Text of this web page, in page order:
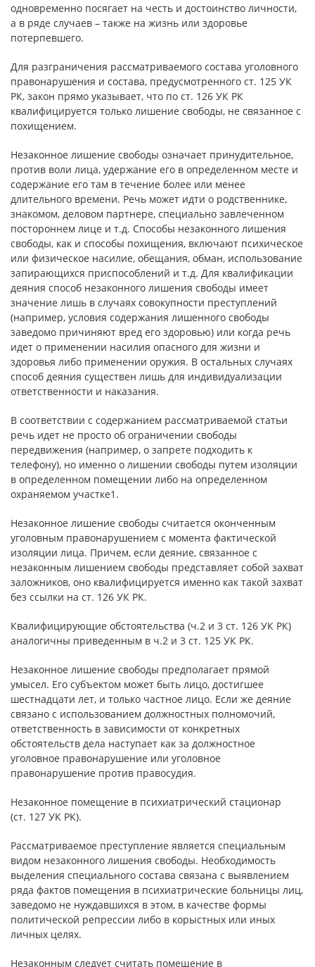
одновременно посягает на честь и достоинство личности,
а в ряде случаев – также на жизнь или здоровье
потерпевшего.
Для разграничения рассматриваемого состава уголовного
правонарушения и состава, предусмотренного ст. 125 УК
РК, закон прямо указывает, что по ст. 126 УК РК
квалифицируется только лишение свободы, не связанное с
похищением.
Незаконное лишение свободы означает принудительное,
против воли лица, удержание его в определенном месте и
содержание его там в течение более или менее
длительного времени. Речь может идти о родственнике,
знакомом, деловом партнере, специально завлеченном
постороннем лице и т.д. Способы незаконного лишения
свободы, как и способы похищения, включают психическое
или физическое насилие, обещания, обман, использование
запирающихся приспособлений и т.д. Для квалификации
деяния способ незаконного лишения свободы имеет
значение лишь в случаях совокупности преступлений
(например, условия содержания лишенного свободы
заведомо причиняют вред его здоровью) или когда речь
идет о применении насилия опасного для жизни и
здоровья либо применении оружия. В остальных случаях
способ деяния существен лишь для индивидуализации
ответственности и наказания.
В соответствии с содержанием рассматриваемой статьи
речь идет не просто об ограничении свободы
передвижения (например, о запрете подходить к
телефону), но именно о лишении свободы путем изоляции
в определенном помещении либо на определенном
охраняемом участке1.
Незаконное лишение свободы считается оконченным
уголовным правонарушением с момента фактической
изоляции лица. Причем, если деяние, связанное с
незаконным лишением свободы представляет собой захват
заложников, оно квалифицируется именно как такой захват
без ссылки на ст. 126 УК РК.
Квалифицирующие обстоятельства (ч.2 и 3 ст. 126 УК РК)
аналогичны приведенным в ч.2 и 3 ст. 125 УК РК.
Незаконное лишение свободы предполагает прямой
умысел. Его субъектом может быть лицо, достигшее
шестнадцати лет, и только частное лицо. Если же деяние
связано с использованием должностных полномочий,
ответственность в зависимости от конкретных
обстоятельств дела наступает как за должностное
уголовное правонарушение или уголовное
правонарушение против правосудия.
Незаконное помещение в психиатрический стационар
(ст. 127 УК РК).
Рассматриваемое преступление является специальным
видом незаконного лишения свободы. Необходимость
выделения специального состава связана с выявлением
ряда фактов помещения в психиатрические больницы лиц,
заведомо не нуждавшихся в этом, в качестве формы
политической репрессии либо в корыстных или иных
личных целях.
Незаконным следует считать помещение в